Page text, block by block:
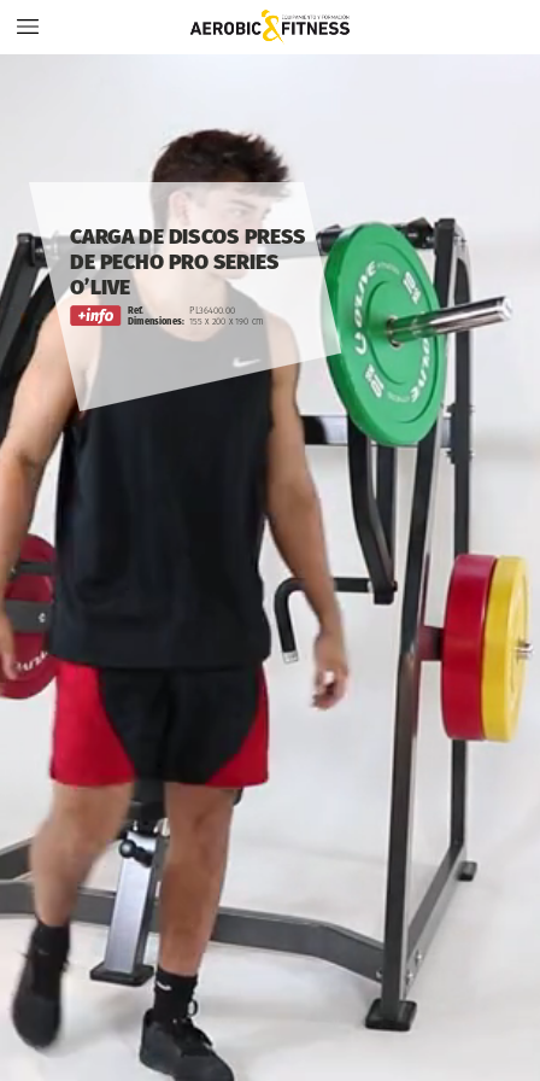
CARGADEDISCOS PRESS
DEPECHO PROSERIES
O’LIVE
Ref.
Dimensiones:
PL36400.00
155 x 200 x 190 cm